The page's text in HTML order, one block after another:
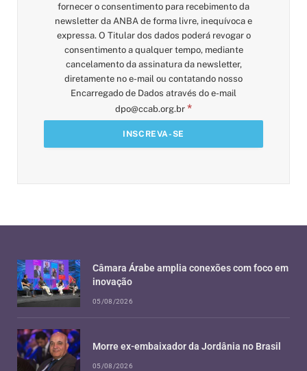
fornecer o consentimento para recebimento da
newsletter da ANBA de forma livre, inequívoca e
expressa. O Titular dos dados poderá revogar o
consentimento a qualquer tempo, mediante
cancelamento da assinatura da newsletter,
diretamente no e-mail ou contatando nosso
Encarregado de Dados através do e-mail
dpo@ccab.org.br *
Câmara Árabe amplia conexões com foco em
inovação
05/08/2026
Morre ex-embaixador da Jordânia no Brasil
05/08/2026